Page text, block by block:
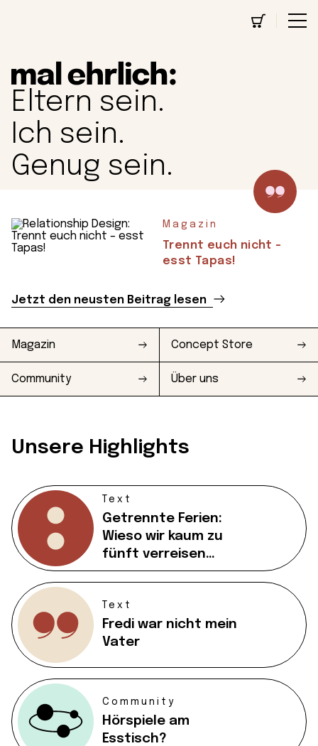
Eltern sein.
Ich sein.
Genug sein.
Magazin
Trennt euch nicht –
esst Tapas!
Jetzt den neusten Beitrag lesen
Magazin Concept Store
Community Über uns
Unsere Highlights
Text
Getrennte Ferien:
Wieso wir kaum zu
fünft verreisen…
Text
Fredi war nicht mein
Vater
Community
Hörspiele am
Esstisch?